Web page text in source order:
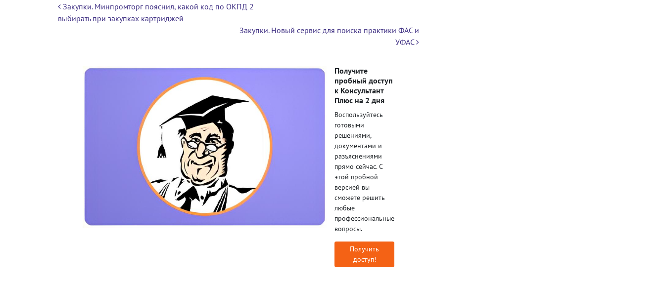
Навигация по записям
Закупки. Минпромторг пояснил, какой код по ОКПД 2
выбирать при закупках картриджей
Закупки. Новый сервис для поиска практики ФАС и
УФАС
Получите
пробный доступ
к Консультант
Плюс на 2 дня
Воспользуйтесь
готовыми
решениями,
документами и
разъяснениями
прямо сейчас. С
этой пробной
версией вы
сможете решить
любые
профессиональные
вопросы.
Получить
доступ!